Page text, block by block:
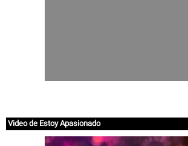
Video de Estoy Apasionado